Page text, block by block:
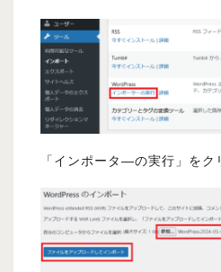
「インポータ―の実行」をク